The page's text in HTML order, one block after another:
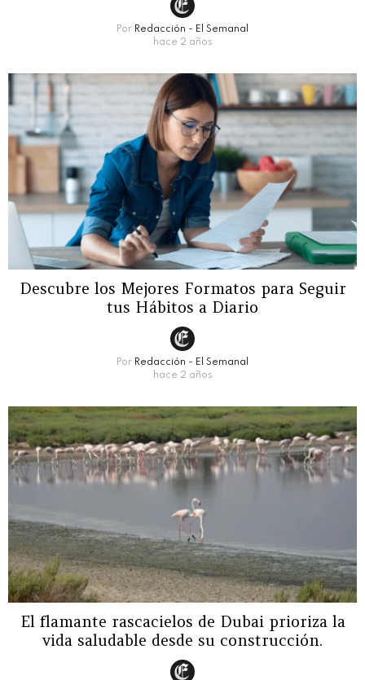
Por Redacción - El Semanal
hace 2 años
Descubre los Mejores Formatos para Seguir
tus Hábitos a Diario
Por Redacción - El Semanal
hace 2 años
El flamante rascacielos de Dubai prioriza la
vida saludable desde su construcción.